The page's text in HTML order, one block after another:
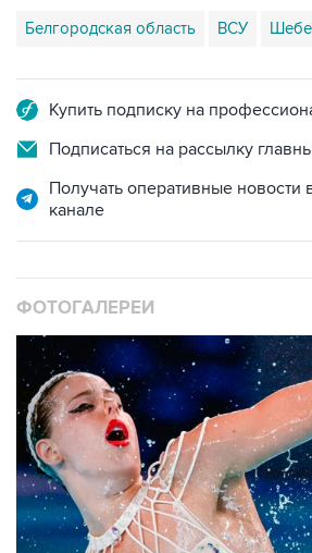
Белгородская область ВСУ
Купить подписку на
Подписаться на рассылку
Получать оперативные
канале
ФОТОГАЛЕРЕИ